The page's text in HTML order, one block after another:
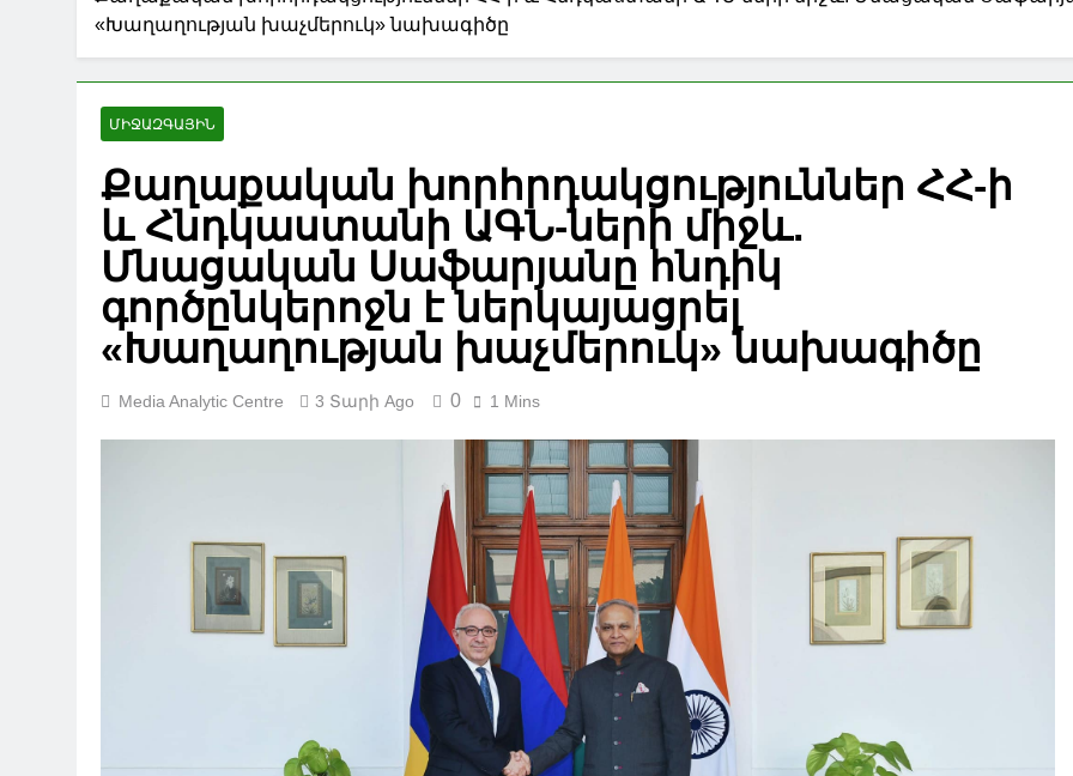
«Խաղաղության խաչմերուկ» նախագիծը
ՄԻՋԱԶԳԱՅԻՆ
Քաղաքական խորհրդակցություններ ՀՀ-ի
և Հնդկաստանի ԱԳՆ-ների միջև.
Մնացական Սաֆարյանը հնդիկ
գործընկերոջն է ներկայացրել
«Խաղաղության խաչմերուկ» նախագիծը
Media Analytic Centre 3 Տարի Ago 0 1 Mins